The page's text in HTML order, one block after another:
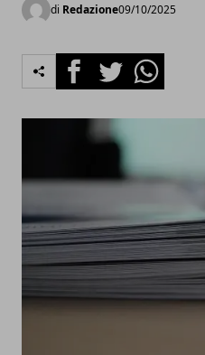
di Redazione09/10/2025
FacebookTwitterWhatsapp